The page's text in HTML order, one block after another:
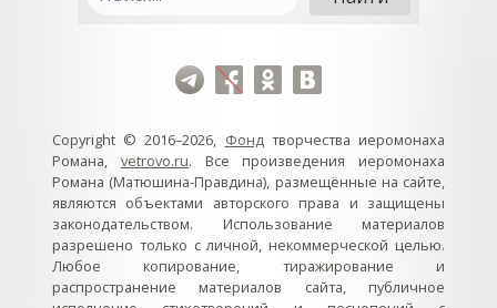
Copyright © 2016–2026, Фондтворчества иеромонаха
Романа, vetrovo.ru. Все произведения иеромонаха
Романа (Матюшина-Правдина), размещённые на сайте,
являются объектами авторского права и защищены
законодательством. Использование материалов
разрешено только с личной, некоммерческой целью.
Любое копирование, тиражирование и
распространение материалов сайта, публичное